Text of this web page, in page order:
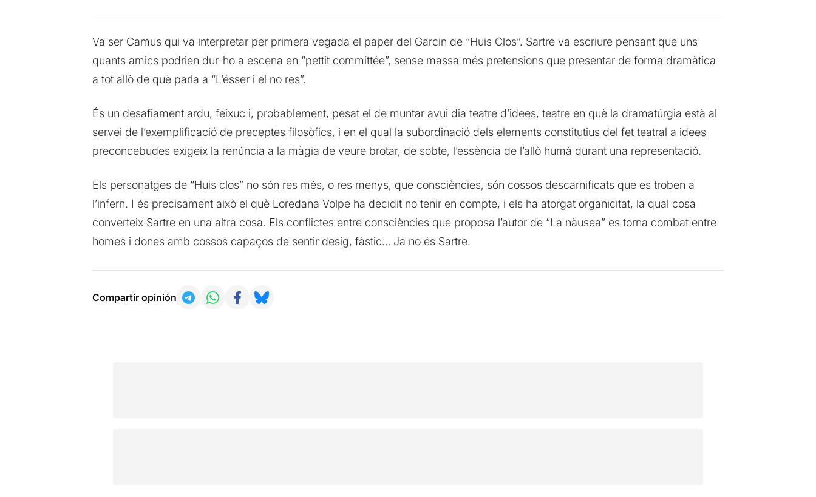
Va ser Camus qui va interpretar per primera vegada el paper del Garcin de “Huis Clos”. Sartre va escriure pensant que uns
quants amics podrien dur-ho a escena en “pettit committée”, sense massa més pretensions que presentar de forma dramàtica
a tot allò de què parla a “L’ésser i el no res”.
És un desafiament ardu, feixuc i, probablement, pesat el de muntar avui dia teatre d’idees, teatre en què la dramatúrgia està al
servei de l’exemplificació de preceptes filosòfics, i en el qual la subordinació dels elements constitutius del fet teatral a idees
preconcebudes exigeix la renúncia a la màgia de veure brotar, de sobte, l’essència de l’allò humà durant una representació.
Els personatges de “Huis clos” no són res més, o res menys, que consciències, són cossos descarnificats que es troben a
l’infern. I és precisament això el què Loredana Volpe ha decidit no tenir en compte, i els ha atorgat organicitat, la qual cosa
converteix Sartre en una altra cosa. Els conflictes entre consciències que proposa l’autor de “La nàusea” es torna combat entre
homes i dones amb cossos capaços de sentir desig, fàstic… Ja no és Sartre.
Compartir opinión